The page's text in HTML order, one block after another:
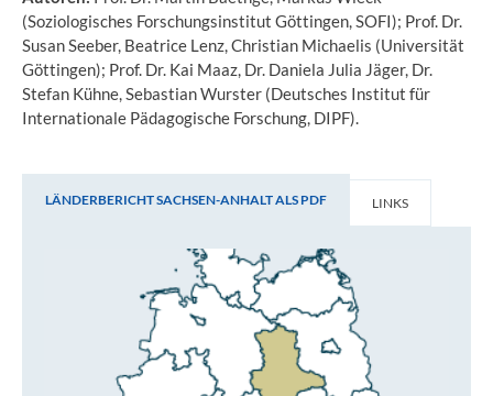
(Soziologisches Forschungsinstitut Göttingen, SOFI); Prof. Dr.
Susan Seeber, Beatrice Lenz, Christian Michaelis (Universität
Göttingen); Prof. Dr. Kai Maaz, Dr. Daniela Julia Jäger, Dr.
Stefan Kühne, Sebastian Wurster (Deutsches Institut für
Internationale Pädagogische Forschung, DIPF).
LÄNDERBERICHT SACHSEN-ANHALT ALS PDF LINKS
Länderbericht Sachsen-Anhalt als PDF